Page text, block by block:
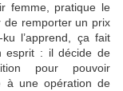
femme, pratique le
de remporter un prix
l’apprend, ça fait
esprit : il décide de
pour pouvoir
à une opération de